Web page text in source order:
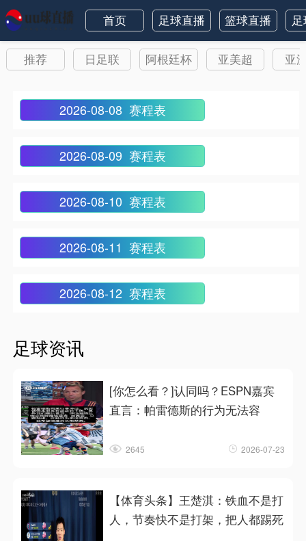
首页 足球直播 篮球直播
推荐 日足联 阿根廷杯 亚美超 亚
2026-08-08 赛程表
2026-08-09 赛程表
2026-08-10 赛程表
2026-08-11 赛程表
2026-08-12 赛程表
足球资讯
[你怎么看？]认同吗？ESPN嘉宾
直言：帕雷德斯的行为无法容
2645 2026-07-23
【体育头条】王楚淇：铁血不是打
人，节奏快不是打架，把人都踢死